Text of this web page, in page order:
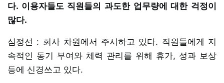
다. 이용자들도 직원들의 과도한 업무량에 대한 걱정이
많다.
심정선 : 회사 차원에서 주시하고 있다. 직원들에게 지
속적인 동기 부여와 체력 관리를 위해 휴가, 성과 보상
등에 신경쓰고 있다.